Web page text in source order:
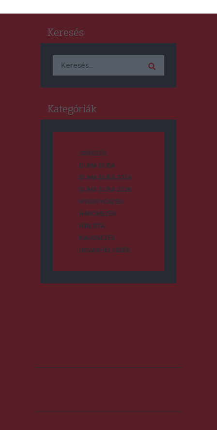
Keresés
Keresés:
Kategóriák
CSÍKSZÉK
DUMA DUBA
DUMA DUBA 2024
DUMA DUBA 2026
GYERGYÓSZÉK
HÁROMSZÉK
HÍRLISTA
MAROSSZÉK
UDVARHELYSZÉK